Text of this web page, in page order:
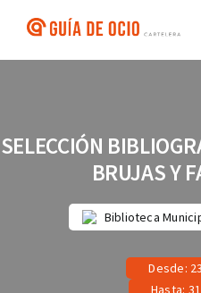
contenido
SELECCIÓN
BRUJAS Y
Biblioteca
Desde:
Hasta: